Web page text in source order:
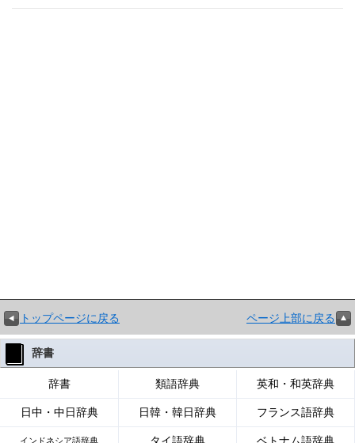
トップページに戻る ページ上部に戻る
辞書
辞書 類語辞典 英和・和英辞典
日中・中日辞典 日韓・韓日辞典 フランス語辞典
インドネシア語辞典